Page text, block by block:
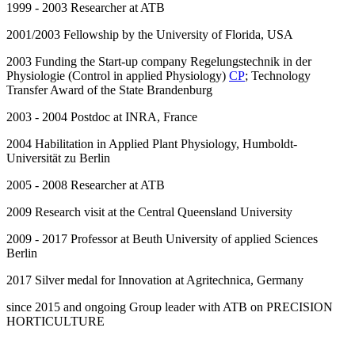
1999 - 2003 Researcher at ATB
2001/2003 Fellowship by the University of Florida, USA
2003 Funding the Start-up company Regelungstechnik in der
Physiologie (Control in applied Physiology) CP; Technology
Transfer Award of the State Brandenburg
2003 - 2004 Postdoc at INRA, France
2004 Habilitation in Applied Plant Physiology, Humboldt-
Universität zu Berlin
2005 - 2008 Researcher at ATB
2009 Research visit at the Central Queensland University
2009 - 2017 Professor at Beuth University of applied Sciences
Berlin
2017 Silver medal for Innovation at Agritechnica, Germany
since 2015 and ongoing Group leader with ATB on PRECISION
HORTICULTURE